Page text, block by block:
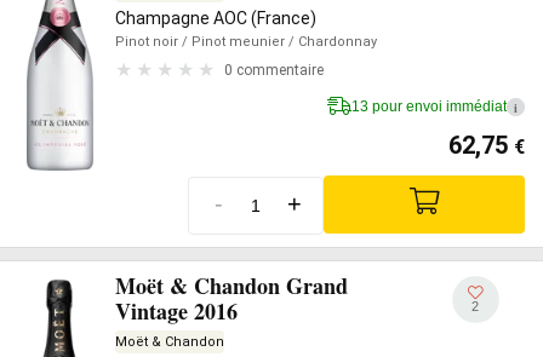
Champagne AOC (France)
Pinot noir / Pinot meunier / Chardonnay
0 commentaire
13 pour envoi immédiat i
62,75 €
- +
Moët & Chandon Grand
Vintage 2016
Moët & Chandon
2